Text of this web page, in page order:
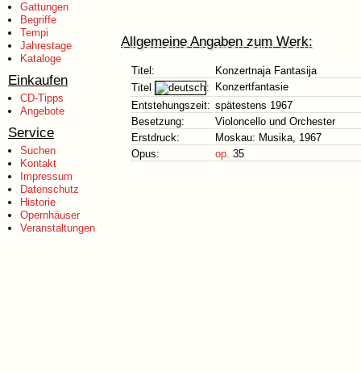
Gattungen
Begriffe
Tempi
Jahrestage
Kataloge
Einkaufen
CD-Tipps
Angebote
Service
Suchen
Kontakt
Impressum
Datenschutz
Historie
Opernhäuser
Veranstaltungen
Allgemeine Angaben zum Werk:
Titel:
Konzertnaja Fantasija
Titel
:
Konzertfantasie
Entstehungszeit: spätestens 1967
Besetzung:
Violoncello und Orchester
Erstdruck:
Moskau: Musika, 1967
Opus:
op. 35